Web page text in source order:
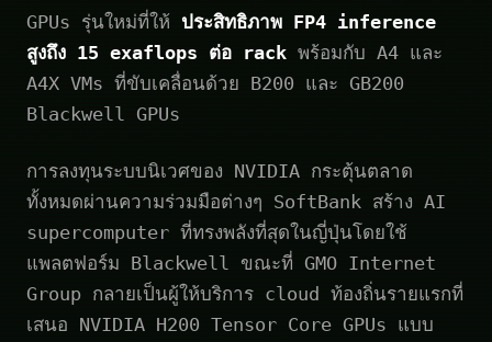
GPUs รุ่นใหม่ที่ให้ ประสิทธิภาพ FP4 inference
สูงถึง 15 exaflops ต่อ rack พร้อมกับ A4 และ
A4X VMs ที่ขับเคลื่อนด้วย B200 และ GB200
Blackwell GPUs
การลงทุนระบบนิเวศของ NVIDIA กระตุ้นตลาด
ทั้งหมดผ่านความร่วมมือต่างๆ SoftBank สร้าง AI
supercomputer ที่ทรงพลังที่สุดในญี่ปุ่นโดยใช้
แพลตฟอร์ม Blackwell ขณะที่ GMO Internet
Group กลายเป็นผู้ให้บริการ cloud ท้องถิ่นรายแรกที่
เสนอ NVIDIA H200 Tensor Core GPUs แบบ